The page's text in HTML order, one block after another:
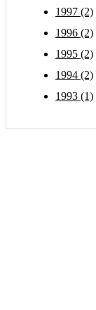
1997 (2)
1996 (2)
1995 (2)
1994 (2)
1993 (1)